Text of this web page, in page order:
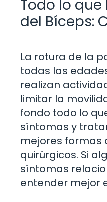
Todo lo
del Bíceps:
La rotura de la
todas las
realizan
limitar la
fondo todo lo
síntomas y
mejores formas
quirúrgicos. Si
síntomas
entender mejor